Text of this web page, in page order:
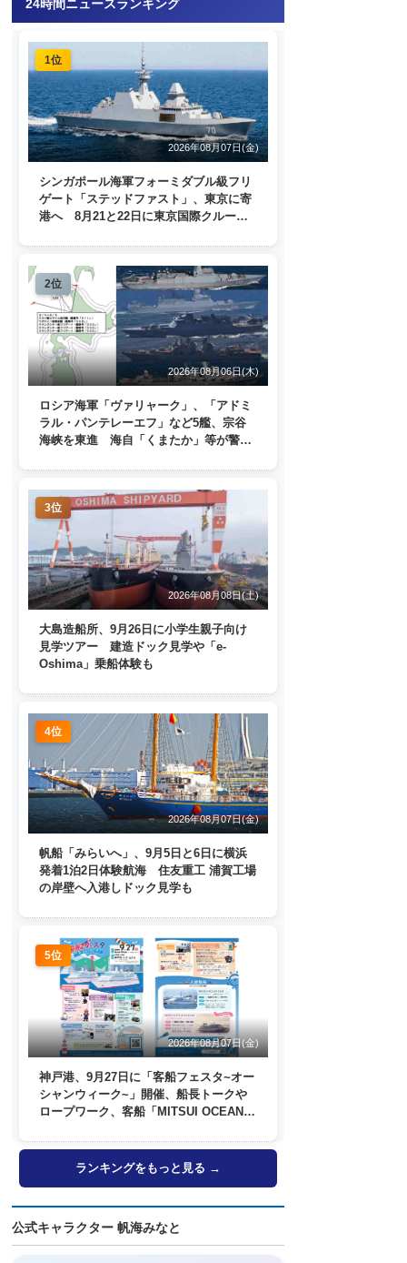
24時間ニュースランキング
1位
2026年08月07日(金)
シンガポール海軍フォーミダブル級フリ
ゲート「ステッドファスト」、東京に寄
港へ 8月21と22日に東京国際クルーズ
2位
2026年08月06日(木)
ロシア海軍「ヴァリャーク」、「アドミ
ラル・パンテレーエフ」など5艦、宗谷
海峡を東進 海自「くまたか」等が警戒
3位
2026年08月08日(土)
大島造船所、9月26日に小学生親子向け
見学ツアー 建造ドック見学や「e-
Oshima」乗船体験も
4位
2026年08月07日(金)
帆船「みらいへ」、9月5日と6日に横浜
発着1泊2日体験航海 住友重工 浦賀工場
の岸壁へ入港しドック見学も
5位
2026年08月07日(金)
神戸港、9月27日に「客船フェスタ~オー
シャンウィーク~」開催、船長トークや
ロープワーク、客船「MITSUI OCEAN
ランキングをもっと見る →
公式キャラクター 帆海みなと